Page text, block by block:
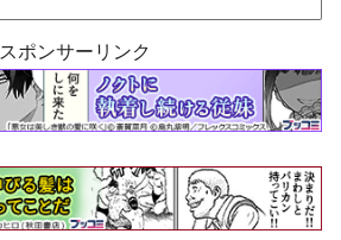
スポンサーリンク